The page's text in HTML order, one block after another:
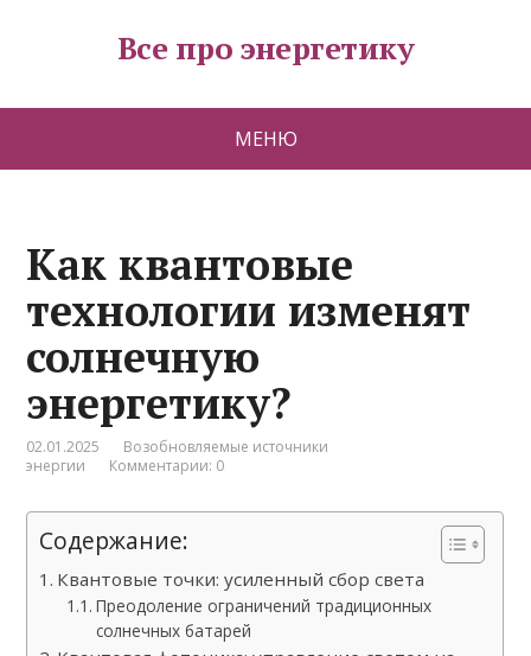
Все про энергетику
МЕНЮ
Как квантовые
технологии изменят
солнечную
энергетику?
02.01.2025
Возобновляемые источники
энергии
Комментарии: 0
Содержание:
Квантовые точки: усиленный сбор света
Преодоление ограничений традиционных
солнечных батарей